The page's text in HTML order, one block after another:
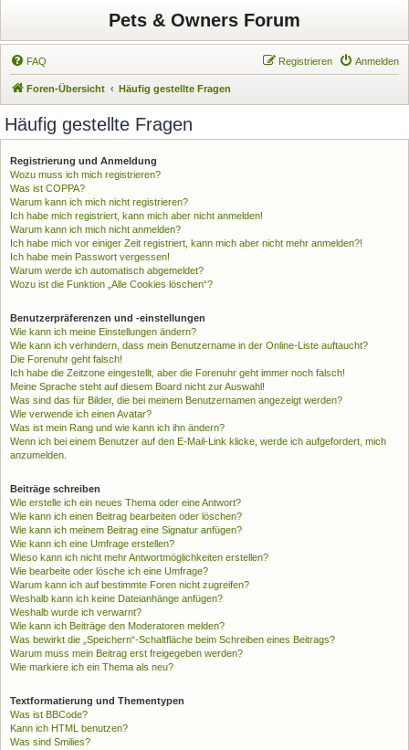
Pets & Owners Forum
FAQ Anmelden
Registrieren
Foren-Übersicht Häufig gestellte Fragen
Häufig gestellte Fragen
Registrierung und Anmeldung
Wozu muss ich mich registrieren?
Was ist COPPA?
Warum kann ich mich nicht registrieren?
Ich habe mich registriert, kann mich aber nicht anmelden!
Warum kann ich mich nicht anmelden?
Ich habe mich vor einiger Zeit registriert, kann mich aber nicht mehr anmelden?!
Ich habe mein Passwort vergessen!
Warum werde ich automatisch abgemeldet?
Wozu ist die Funktion „Alle Cookies löschen“?
Benutzerpräferenzen und -einstellungen
Wie kann ich meine Einstellungen ändern?
Wie kann ich verhindern, dass mein Benutzername in der Online-Liste auftaucht?
Die Forenuhr geht falsch!
Ich habe die Zeitzone eingestellt, aber die Forenuhr geht immer noch falsch!
Meine Sprache steht auf diesem Board nicht zur Auswahl!
Was sind das für Bilder, die bei meinem Benutzernamen angezeigt werden?
Wie verwende ich einen Avatar?
Was ist mein Rang und wie kann ich ihn ändern?
Wenn ich bei einem Benutzer auf den E-Mail-Link klicke, werde ich aufgefordert, mich
anzumelden.
Beiträge schreiben
Wie erstelle ich ein neues Thema oder eine Antwort?
Wie kann ich einen Beitrag bearbeiten oder löschen?
Wie kann ich meinem Beitrag eine Signatur anfügen?
Wie kann ich eine Umfrage erstellen?
Wieso kann ich nicht mehr Antwortmöglichkeiten erstellen?
Wie bearbeite oder lösche ich eine Umfrage?
Warum kann ich auf bestimmte Foren nicht zugreifen?
Weshalb kann ich keine Dateianhänge anfügen?
Weshalb wurde ich verwarnt?
Wie kann ich Beiträge den Moderatoren melden?
Was bewirkt die „Speichern“-Schaltfläche beim Schreiben eines Beitrags?
Warum muss mein Beitrag erst freigegeben werden?
Wie markiere ich ein Thema als neu?
Textformatierung und Thementypen
Was ist BBCode?
Kann ich HTML benutzen?
Was sind Smilies?